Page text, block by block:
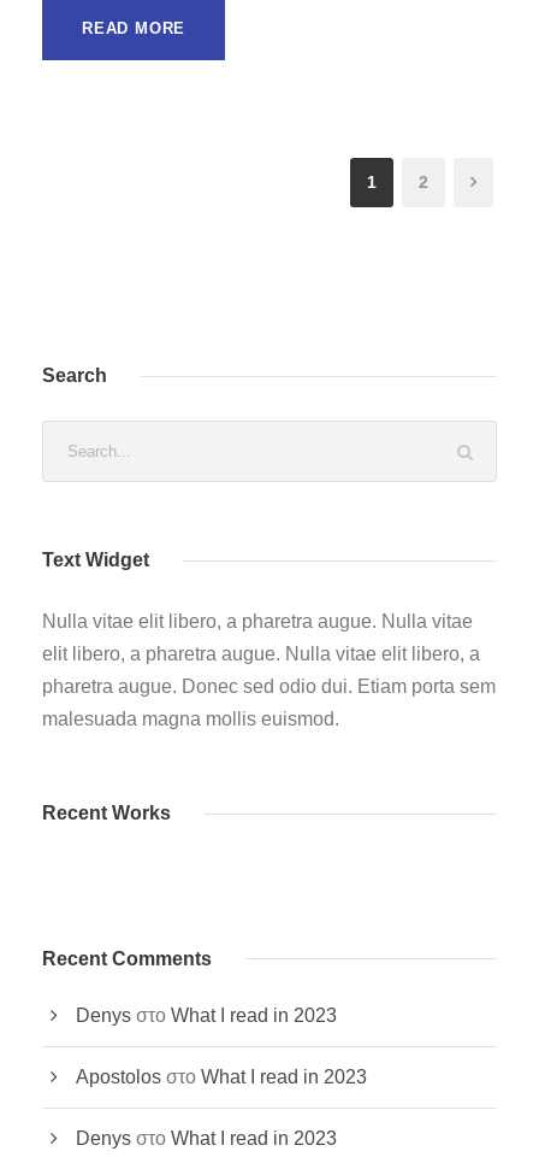
READ MORE
1 2
Search
Text Widget
Nulla vitae elit libero, a pharetra augue. Nulla vitae
elit libero, a pharetra augue. Nulla vitae elit libero, a
pharetra augue. Donec sed odio dui. Etiam porta sem
malesuada magna mollis euismod.
Recent Works
Recent Comments
Denys στο What I read in 2023
Apostolos στο What I read in 2023
Denys στο What I read in 2023